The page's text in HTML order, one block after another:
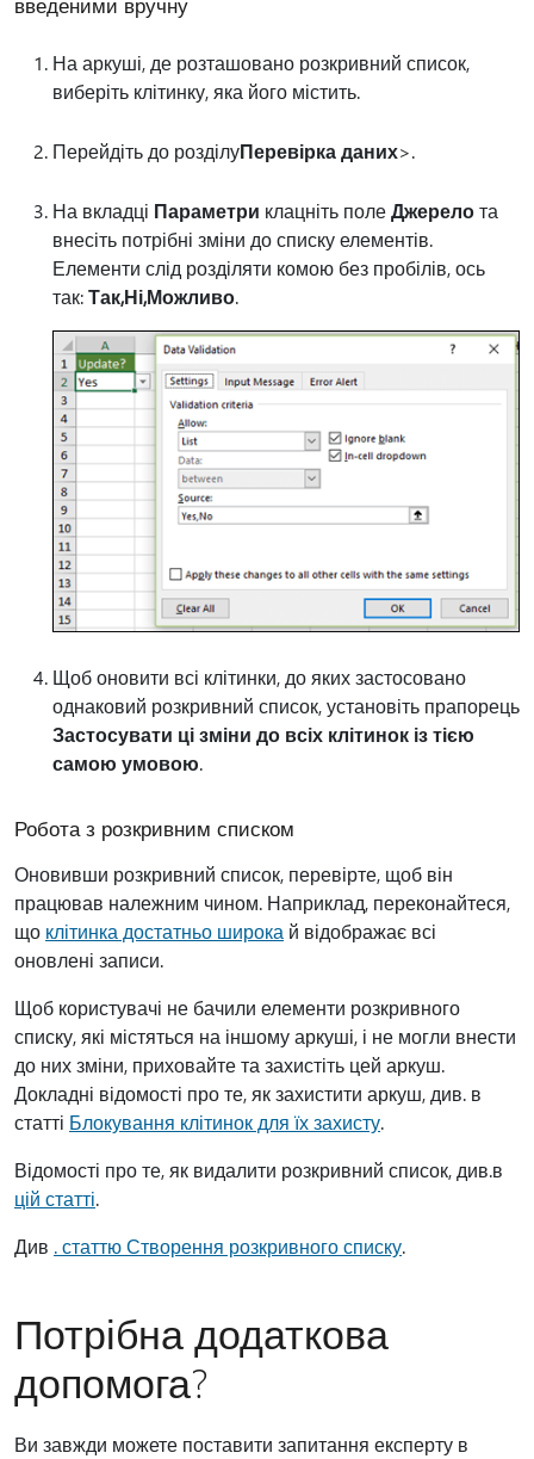
На аркуші, де розташовано розкривний список,
виберіть клітинку, яка його містить.
Перейдіть до розділуПеревірка даних>.
На вкладці Параметри клацніть полеДжерелота
внесіть потрібні зміни до списку елементів.
Елементи слід розділяти комою без пробілів, ось
так:Так,Ні,Можливо.
Щоб оновити всі клітинки, до яких застосовано
однаковий розкривний список, установіть прапорець
Застосувати ці зміни до всіх клітинок із тією
самою умовою.
Робота з розкривним списком
Оновивши розкривний список, перевірте, щоб він
працював належним чином. Наприклад, переконайтеся,
що клітинка достатньо широка й відображає всі
оновлені записи.
Щоб користувачі не бачили елементи розкривного
списку, які містяться на іншому аркуші, і не могли внести
до них зміни, приховайте та захистіть цей аркуш.
Докладні відомості про те, як захистити аркуш, див. в
статті Блокування клітинок для їх захисту.
Відомості про те, як видалити розкривний список, див.в
цій статті.
Див . статтю Створення розкривного списку.
Потрібна додаткова
допомога?
Ви завжди можете поставити запитання експерту в